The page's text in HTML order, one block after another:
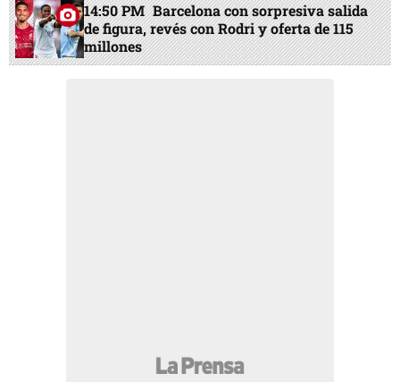
14:50 PM Barcelona con sorpresiva salida
de figura, revés con Rodri y oferta de 115
millones